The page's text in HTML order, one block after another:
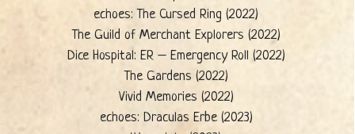
echoes: The Cursed Ring (2022)
The Guild of Merchant Explorers (2022)
Dice Hospital: ER – Emergency Roll (2022)
The Gardens (2022)
Vivid Memories (2022)
echoes: Draculas Erbe (2023)